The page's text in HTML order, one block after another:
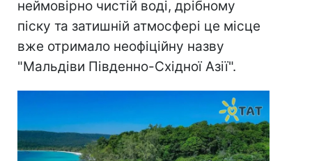
неймовірно чистій воді, дрібному
піску та затишній атмосфері це місце
вже отримало неофіційну назву
"Мальдіви Південно-Східної Азії".